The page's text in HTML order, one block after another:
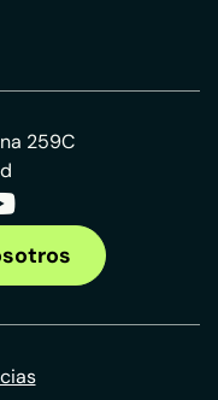
259C